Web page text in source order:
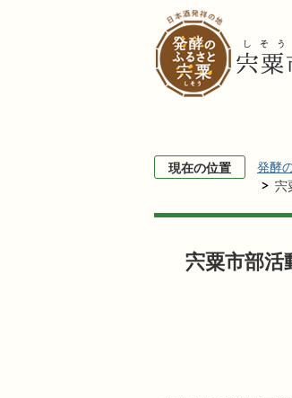
現在の位置 発酵
宍
宍粟市部活